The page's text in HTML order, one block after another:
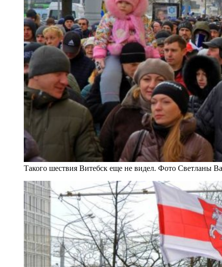
Такого шествия Витебск еще не видел. Фото Светланы